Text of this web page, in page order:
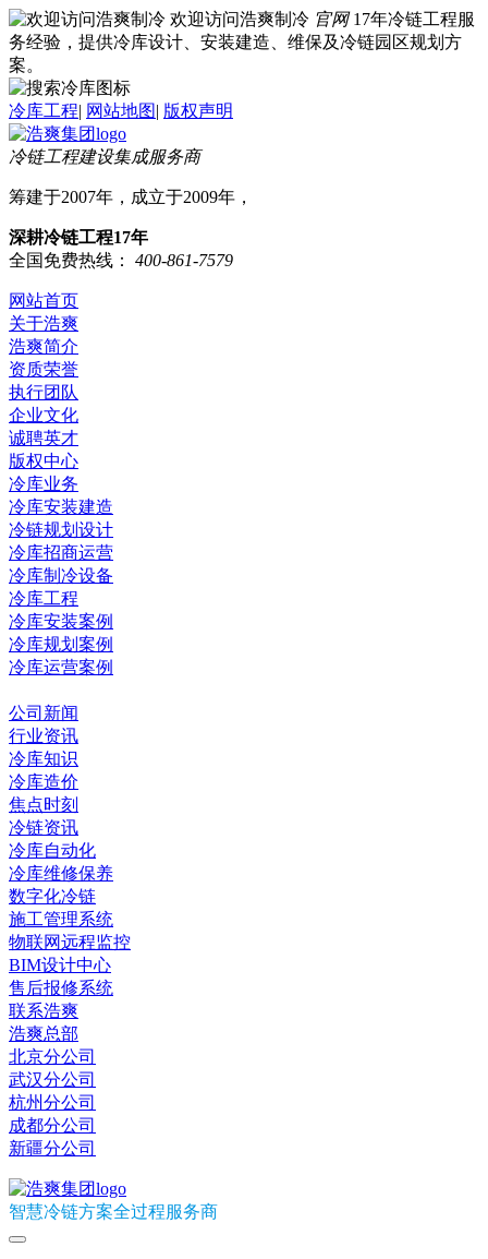
欢迎访问浩爽制冷 官网 17年冷链工程服
务经验，提供冷库设计、安装建造、维保及冷链园区规划方
案。
冷库工程| 网站地图| 版权声明
冷链工程建设集成服务商
筹建于2007年，成立于2009年，
深耕冷链工程17年
全国免费热线：
400-861-7579
网站首页
关于浩爽
浩爽简介
资质荣誉
执行团队
企业文化
诚聘英才
版权中心
冷库业务
冷库安装建造
冷链规划设计
冷库招商运营
冷库制冷设备
冷库工程
冷库安装案例
冷库规划案例
冷库运营案例
公司新闻
行业资讯
冷库知识
冷库造价
焦点时刻
冷链资讯
冷库自动化
冷库维修保养
数字化冷链
施工管理系统
物联网远程监控
BIM设计中心
售后报修系统
联系浩爽
浩爽总部
北京分公司
武汉分公司
杭州分公司
成都分公司
新疆分公司
智慧冷链方案全过程服务商